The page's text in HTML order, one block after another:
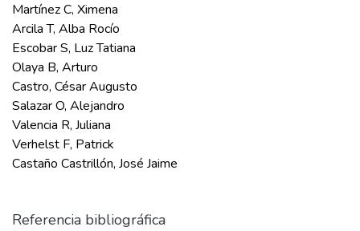
Martínez C, Ximena
Arcila T, Alba Rocío
Escobar S, Luz Tatiana
Olaya B, Arturo
Castro, César Augusto
Salazar O, Alejandro
Valencia R, Juliana
Verhelst F, Patrick
Castaño Castrillón, José Jaime
Referencia bibliográfica